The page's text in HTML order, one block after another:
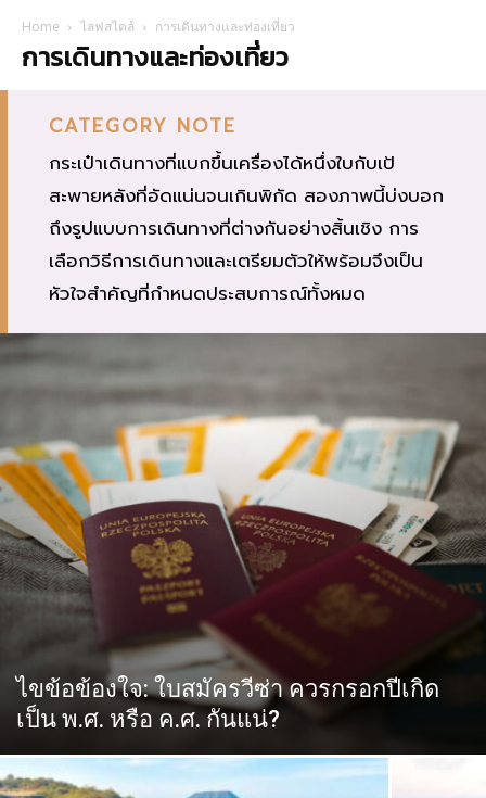
Home ไลฟสไตล์ การเดินทางและท่องเที่ยว
การเดินทางและท่องเที่ยว
CATEGORY NOTE
กระเป๋าเดินทางที่แบกขึ้นเครื่องได้หนึ่งใบกับเป้
สะพายหลังที่อัดแน่นจนเกินพิกัด สองภาพนี้บ่งบอก
ถึงรูปแบบการเดินทางที่ต่างกันอย่างสิ้นเชิง การ
เลือกวิธีการเดินทางและเตรียมตัวให้พร้อมจึงเป็น
หัวใจสำคัญที่กำหนดประสบการณ์ทั้งหมด
ไขข้อข้องใจ: ใบสมัครวีซ่า ควรกรอกปีเกิด
เป็น พ.ศ. หรือ ค.ศ. กันแน่?